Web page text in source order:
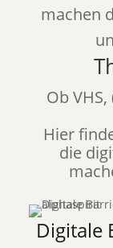
machen
Ob
Hier
die
Digitale